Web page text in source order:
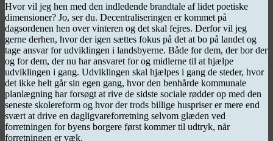
Hvor vil jeg hen med den indledende brandtale af lidet poetiske
dimensioner? Jo, ser du. Decentraliseringen er kommet på
dagsordenen hen over vinteren og det skal fejres. Derfor vil jeg
gerne derhen, hvor der igen sættes fokus på det at bo på landet og
tage ansvar for udviklingen i landsbyerne. Både for dem, der bor der
og for dem, der nu har ansvaret for og midlerne til at hjælpe
udviklingen i gang. Udviklingen skal hjælpes i gang de steder, hvor
det ikke helt går sin egen gang, hvor den benhårde kommunale
planlægning har forsøgt at rive de sidste sociale rødder op med den
seneste skolereform og hvor der trods billige huspriser er mere end
svært at drive en dagligvareforretning selvom glæden ved
forretningen for byens borgere først kommer til udtryk, når
forretningen er væk.